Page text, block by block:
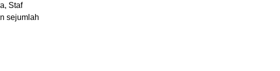
Staf
sejumlah